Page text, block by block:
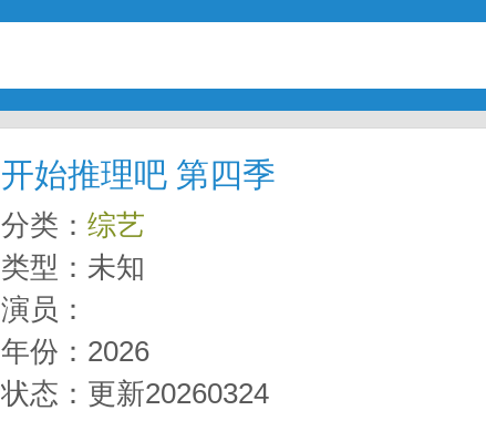
开始推理吧 第四季
分类： 综艺
类型：未知
演员：
年份：2026
状态：更新20260324